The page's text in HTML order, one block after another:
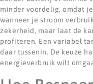
minder voordelig, omdat
wanneer je stroom
zekerheid, maar laat de
profiteren. Een variabel
daar tussenin. De keuze
energieverbruik wilt